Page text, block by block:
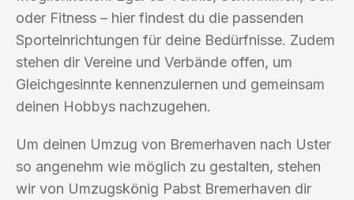
oder Fitness – hier findest du die passenden
Sporteinrichtungen für deine Bedürfnisse. Zudem
stehen dir Vereine und Verbände offen, um
Gleichgesinnte kennenzulernen und gemeinsam
deinen Hobbys nachzugehen.
Um deinen Umzug von Bremerhaven nach Uster
so angenehm wie möglich zu gestalten, stehen
wir von Umzugskönig Pabst Bremerhaven dir